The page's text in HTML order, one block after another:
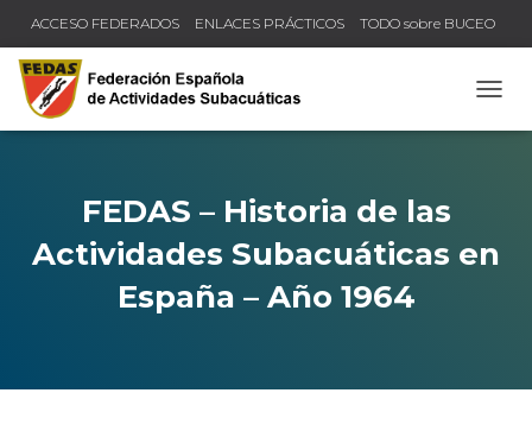
ACCESO FEDERADOS ENLACES PRÁCTICOS TODO sobre BUCEO
COMPRUEBA TU TÍTULO Y LICENCIA
FEDAS – Historia de las
Actividades Subacuáticas en
España – Año 1964